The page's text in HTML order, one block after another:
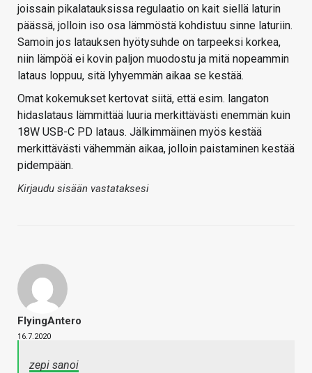
joissain pikalatauksissa regulaatio on kait siellä laturin
päässä, jolloin iso osa lämmöstä kohdistuu sinne laturiin.
Samoin jos latauksen hyötysuhde on tarpeeksi korkea,
niin lämpöä ei kovin paljon muodostu ja mitä nopeammin
lataus loppuu, sitä lyhyemmän aikaa se kestää.
Omat kokemukset kertovat siitä, että esim. langaton
hidaslataus lämmittää luuria merkittävästi enemmän kuin
18W USB-C PD lataus. Jälkimmäinen myös kestää
merkittävästi vähemmän aikaa, jolloin paistaminen kestää
pidempään.
Kirjaudu sisään vastataksesi
FlyingAntero
16.7.2020
zepi sanoi